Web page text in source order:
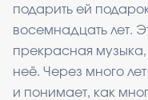
подарить ей
восемнадцать лет.
прекрасная
неё. Через много
и понимает, как